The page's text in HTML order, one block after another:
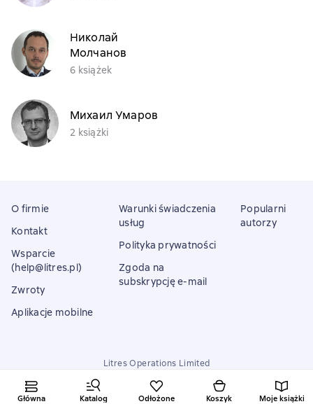
Główna Katalog Odłożone Koszyk Moje książki
Николай
Молчанов
6 książek
Михаил Умаров
2 książki
O firmie
Kontakt
Wsparcie
(help@litres.pl)
Zwroty
Aplikacje mobilne
Warunki świadczenia
usług
Polityka prywatności
Zgoda na
subskrypcję e-mail
Popularni
autorzy
Litres Operations Limited